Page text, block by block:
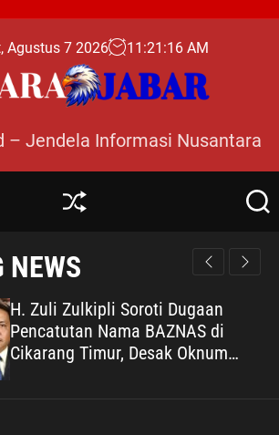
Agustus 7 2026 11 :21 :18 AM
– Jendela Informasi Nusantara
S
ff
e
S
r
NEWS
H. Zuli Zulkipli Soroti Dugaan
Pencatutan Nama BAZNAS di
Cikarang Timur, Desak Oknum